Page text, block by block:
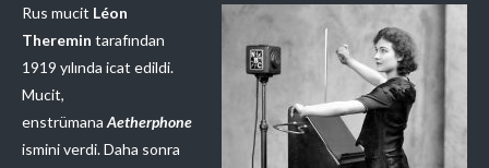
Rus mucit Léon
Theremin tarafından
1919 yılında icat edildi.
Mucit,
enstrümana Aetherphone
ismini verdi. Daha sonra